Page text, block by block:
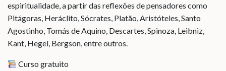
espiritualidade, a partir das reflexões de pensadores como
Pitágoras, Heráclito, Sócrates, Platão, Aristóteles, Santo
Agostinho, Tomás de Aquino, Descartes, Spinoza, Leibniz,
Kant, Hegel, Bergson, entre outros.
Curso gratuito